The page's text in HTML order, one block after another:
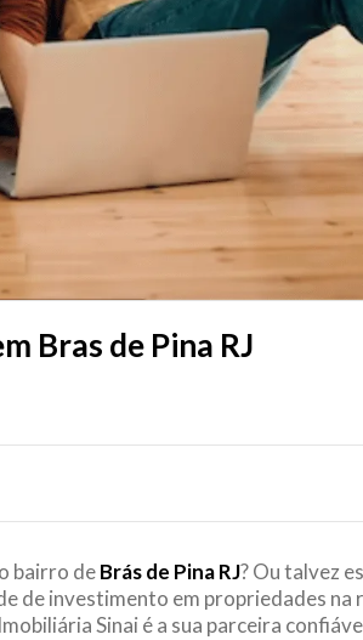
Bras de Pina RJ
bairro deBrás de Pina RJ? Ou talvez
de investimento em propriedades na
Sinai é a sua parceira